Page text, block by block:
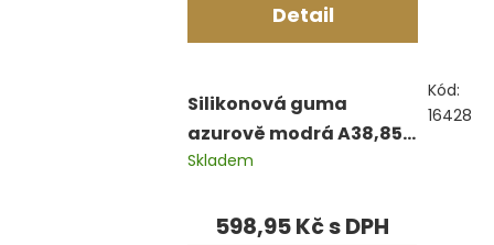
Detail
Silikonová guma
azurově modrá A38,85-
90°C
Skladem
598,95 Kč
Kód:
16428